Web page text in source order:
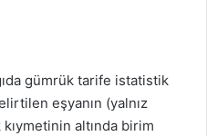
gümrük tarife istatistik
eşyanın (yalnız
altında birim